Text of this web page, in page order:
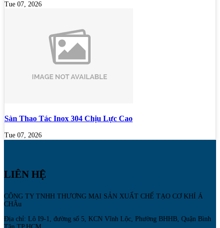
Tue 07, 2026
Sàn Thao Tác Inox 304 Chịu Lực Cao
Tue 07, 2026
LIÊN HỆ
CÔNG TY TNHH THƯƠNG MẠI SẢN XUẤT CHẾ TẠO CƠ KHÍ Á
CHÂu
Địa chỉ: Lô I9-1, đường số 5, KCN Vĩnh Lộc, Phường BHHB, Quận Bình